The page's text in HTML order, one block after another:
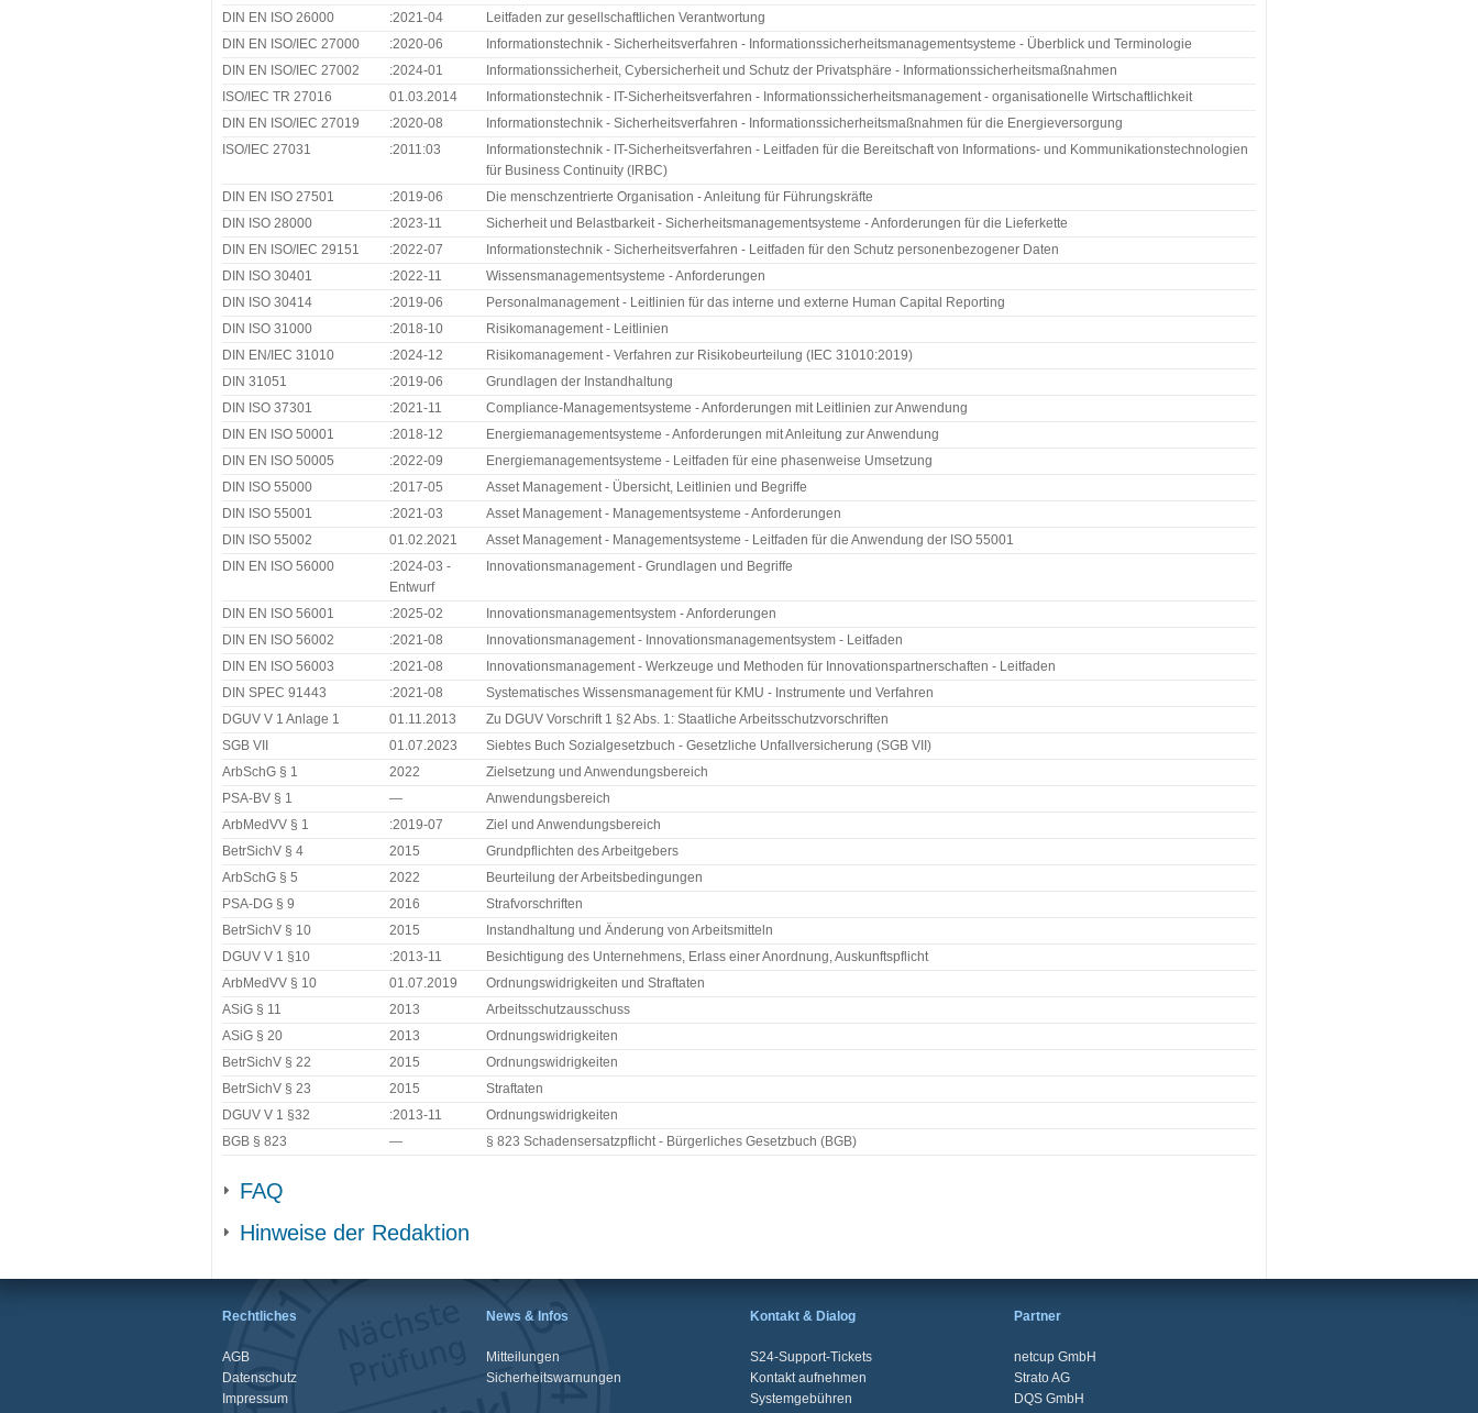
DIN EN ISO 26000
:2021-04
Leitfaden zur gesellschaftlichen Verantwortung
DIN EN ISO/IEC 27000
:2020-06
Informationstechnik - Sicherheitsverfahren - Informationssicherheitsmanagementsysteme - Überblick und Terminologie
DIN EN ISO/IEC 27002
:2024-01
Informationssicherheit, Cybersicherheit und Schutz der Privatsphäre - Informationssicherheitsmaßnahmen
ISO/IEC TR 27016
01.03.2014
Informationstechnik - IT-Sicherheitsverfahren - Informationssicherheitsmanagement - organisationelle Wirtschaftlichkeit
DIN EN ISO/IEC 27019
:2020-08
Informationstechnik - Sicherheitsverfahren - Informationssicherheitsmaßnahmen für die Energieversorgung
ISO/IEC 27031
:2011:03
Informationstechnik - IT-Sicherheitsverfahren - Leitfaden für die Bereitschaft von Informations- und Kommunikationstechnologien
für Business Continuity (IRBC)
DIN EN ISO 27501
:2019-06
Die menschzentrierte Organisation - Anleitung für Führungskräfte
DIN ISO 28000
:2023-11
Sicherheit und Belastbarkeit - Sicherheitsmanagementsysteme - Anforderungen für die Lieferkette
DIN EN ISO/IEC 29151
:2022-07
Informationstechnik - Sicherheitsverfahren - Leitfaden für den Schutz personenbezogener Daten
DIN ISO 30401
:2022-11
Wissensmanagementsysteme - Anforderungen
DIN ISO 30414
:2019-06
Personalmanagement - Leitlinien für das interne und externe Human Capital Reporting
DIN ISO 31000
:2018-10
Risikomanagement - Leitlinien
DIN EN/IEC 31010
:2024-12
Risikomanagement - Verfahren zur Risikobeurteilung (IEC 31010:2019)
DIN 31051
:2019-06
Grundlagen der Instandhaltung
DIN ISO 37301
:2021-11
Compliance-Managementsysteme - Anforderungen mit Leitlinien zur Anwendung
DIN EN ISO 50001
:2018-12
Energiemanagementsysteme - Anforderungen mit Anleitung zur Anwendung
DIN EN ISO 50005
:2022-09
Energiemanagementsysteme - Leitfaden für eine phasenweise Umsetzung
DIN ISO 55000
:2017-05
Asset Management - Übersicht, Leitlinien und Begriffe
DIN ISO 55001
:2021-03
Asset Management - Managementsysteme - Anforderungen
DIN ISO 55002
01.02.2021
Asset Management - Managementsysteme - Leitfaden für die Anwendung der ISO 55001
DIN EN ISO 56000
:2024-03 -
Entwurf
Innovationsmanagement - Grundlagen und Begriffe
DIN EN ISO 56001 :2025-02
Innovationsmanagementsystem - Anforderungen
DIN EN ISO 56002
:2021-08
Innovationsmanagement - Innovationsmanagementsystem - Leitfaden
DIN EN ISO 56003
:2021-08
Innovationsmanagement - Werkzeuge und Methoden für Innovationspartnerschaften - Leitfaden
DIN SPEC 91443
:2021-08
Systematisches Wissensmanagement für KMU - Instrumente und Verfahren
DGUV V 1 Anlage 1
01.11.2013
Zu DGUV Vorschrift 1 §2 Abs. 1: Staatliche Arbeitsschutzvorschriften
SGB VII
01.07.2023
Siebtes Buch Sozialgesetzbuch - Gesetzliche Unfallversicherung (SGB VII)
ArbSchG § 1
2022
Zielsetzung und Anwendungsbereich
PSA-BV § 1
—
Anwendungsbereich
ArbMedVV § 1
:2019-07
Ziel und Anwendungsbereich
BetrSichV § 4
2015
Grundpflichten des Arbeitgebers
ArbSchG § 5
2022
Beurteilung der Arbeitsbedingungen
PSA-DG § 9
2016
Strafvorschriften
BetrSichV § 10
2015
Instandhaltung und Änderung von Arbeitsmitteln
DGUV V 1 §10
:2013-11
Besichtigung des Unternehmens, Erlass einer Anordnung, Auskunftspflicht
ArbMedVV § 10
01.07.2019
Ordnungswidrigkeiten und Straftaten
ASiG § 11
2013
Arbeitsschutzausschuss
ASiG § 20
2013
Ordnungswidrigkeiten
BetrSichV § 22
2015
Ordnungswidrigkeiten
BetrSichV § 23
2015
Straftaten
DGUV V 1 §32
:2013-11
Ordnungswidrigkeiten
BGB § 823
— § 823 Schadensersatzpflicht - Bürgerliches Gesetzbuch (BGB)
FAQ
Hinweise der Redaktion
Rechtliches
AGB
Datenschutz
Impressum
News & Infos
Mitteilungen
Sicherheitswarnungen
Kontakt & Dialog
S24-Support-Tickets
Kontakt aufnehmen
Systemgebühren
Partner
netcup GmbH
Strato AG
DQS GmbH